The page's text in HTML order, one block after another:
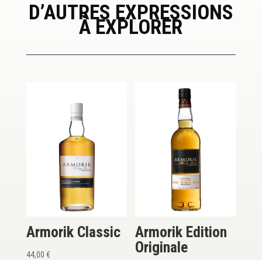
D’AUTRES EXPRESSIONS
À EXPLORER
Armorik Classic
44,00 €
Armorik Edition
Originale